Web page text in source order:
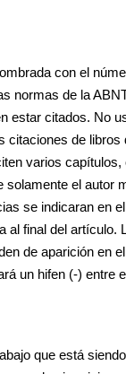
con el
normas de la
estar citados.
de
varios
el
se indicaran en
final del
de aparición en
un hifen (-) entre
que está